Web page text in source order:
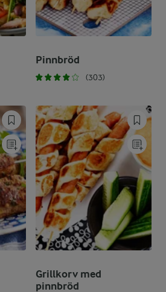
Pinnbröd
(303)
Grillkorv med
pinnbröd